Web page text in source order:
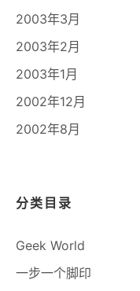
2003年3月
2003年2月
2003年1月
2002年12月
2002年8月
分类目录
Geek World
一步一个脚印